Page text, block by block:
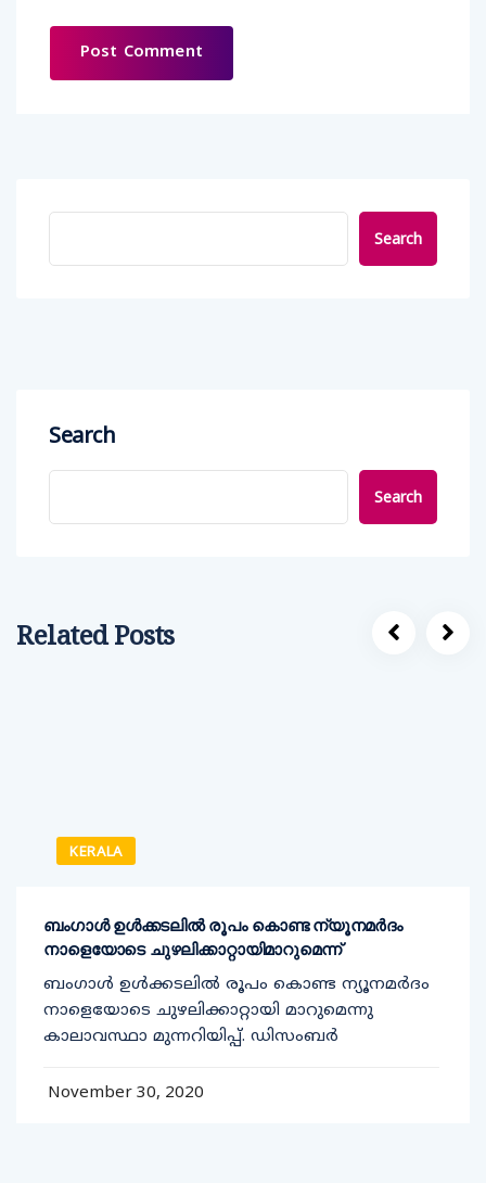
Search
Search
Search
Related Posts
KERALA
ബംഗാൾ ഉൾക്കടലിൽ രൂപം കൊണ്ട ന്യൂനമർദം
നാളെയോടെ ചുഴലിക്കാറ്റായിമാറുമെന്ന്
ബംഗാൾ ഉൾക്കടലിൽ രൂപം കൊണ്ട ന്യൂനമർദം
നാളെയോടെ ചുഴലിക്കാറ്റായി മാറുമെന്നു
കാലാവസ്ഥാ മുന്നറിയിപ്പ്. ഡിസംബർ
November 30, 2020